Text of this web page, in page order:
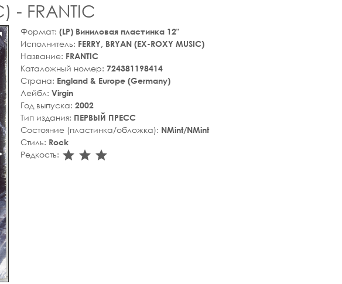
- FRANTIC
Формат: (LP) Виниловая пластинка 12"
Исполнитель: FERRY, BRYAN (EX-ROXY MUSIC)
Название: FRANTIC
Каталожный номер: 724381198414
Страна: England & Europe (Germany)
Лейбл: Virgin
Год выпуска: 2002
Тип издания: ПЕРВЫЙ ПРЕСС
Состояние (пластинка/обложка): NMint/NMint
Стиль: Rock
Редкость: star_rate
star_rate
star_rate